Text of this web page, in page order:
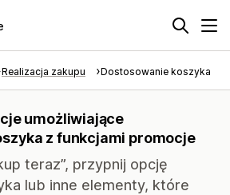
Realizacja zakupu Dostosowanie koszyka
umożliwiające
z funkcjami promocje
teraz”, przypnij opcję
lub inne elementy, które